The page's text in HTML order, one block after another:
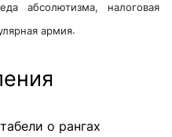
абсолютизма, налоговая
армия.
о рангах